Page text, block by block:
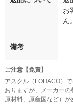
お
ん。
備考
ご注意【免責】
アスクル（LOHACO）
おりますが、メーカーの
原材料、原産国など）